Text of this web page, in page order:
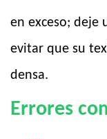
en exceso; deje
evitar que su
densa.
Errores